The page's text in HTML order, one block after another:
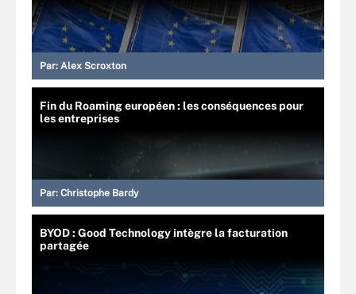
Par: Alex Scroxton
Fin du Roaming européen : les conséquences pour
les entreprises
Par: Christophe Bardy
BYOD : Good Technology intègre la facturation
partagée